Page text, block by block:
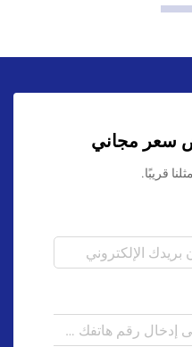
سعر مجاني
قريبًا.